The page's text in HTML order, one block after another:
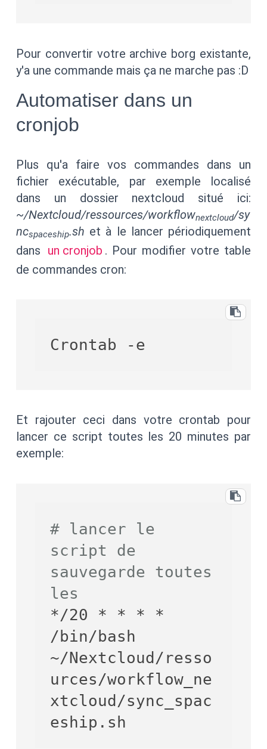
Pour convertir votre archive borg existante,
y'a une commande mais ça ne marche pas :D
Automatiser dans un
cronjob
Plus qu'a faire vos commandes dans un
fichier exécutable, par exemple localisé
dans un dossier nextcloud situé ici:
~/Nextcloud/ressources/workflownextcloud/sy
ncspaceship.sh et à le lancer périodiquement
dans un cronjob . Pour modifier votre table
de commandes cron:
Et rajouter ceci dans votre crontab pour
lancer ce script toutes les 20 minutes par
exemple:
# lancer le
script de
sauvegarde toutes
les
*/20 * * * *
/bin/bash
~/Nextcloud/resso
urces/workflow_ne
xtcloud/sync_spac